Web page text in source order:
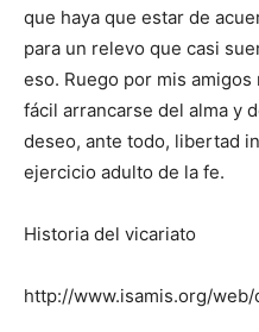
que haya que estar de
para un relevo que casi
eso. Ruego por mis
fácil arrancarse del alma y
deseo, ante todo, libertad
ejercicio adulto de la fe.
Historia del vicariato
http://www.isamis.org/